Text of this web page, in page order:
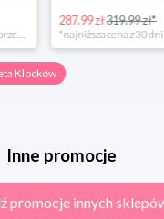
*najniższa cena z 30 dni przed obniżką
287.99 zł319.99 zł*
Klocków
Inne promocje
promocje innych